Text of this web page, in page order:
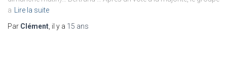
a
Lire la suite
Par Clément , il y a 15 ans